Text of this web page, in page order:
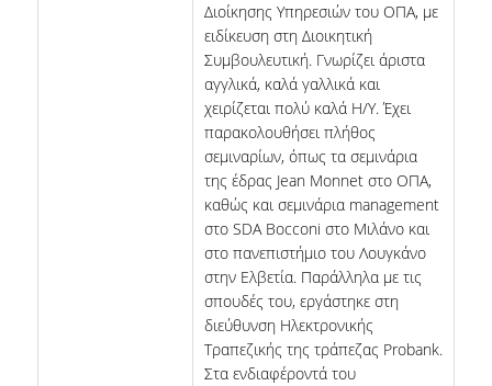
Διοίκησης Υπηρεσιών του ΟΠΑ, με
ειδίκευση στη Διοικητική
Συμβουλευτική. Γνωρίζει άριστα
αγγλικά, καλά γαλλικά και
χειρίζεται πολύ καλά Η/Υ. Έχει
παρακολουθήσει πλήθος
σεμιναρίων, όπως τα σεμινάρια
της έδρας Jean Monnet στο ΟΠΑ,
καθώς και σεμινάρια management
στο SDA Bocconi στο Μιλάνο και
στο πανεπιστήμιο του Λουγκάνο
στην Ελβετία. Παράλληλα με τις
σπουδές του, εργάστηκε στη
διεύθυνση Ηλεκτρονικής
Τραπεζικής της τράπεζας Probank.
Στα ενδιαφέροντά του